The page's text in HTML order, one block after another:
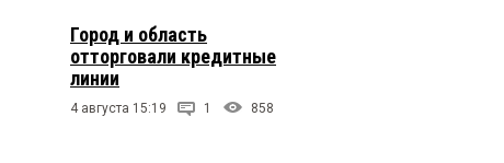
Город и область
отторговали кредитные
линии
4 августа 15:19 1 858